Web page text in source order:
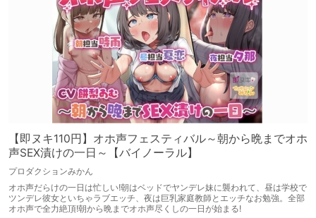
【即ヌキ110円】オホ声フェスティバル～朝から晩までオホ
声SEX漬けの一日～【バイノーラル】
プロダクションみかん
オホ声だらけの一日は忙しい!朝はベッドでヤンデレ妹に襲われて、昼は学校で
ツンデレ彼女といちゃラブエッチ、夜は巨乳家庭教師とエッチなお勉強。全部
オホ声で全力絶頂!朝から晩までオホ声尽くしの一日が始まる!